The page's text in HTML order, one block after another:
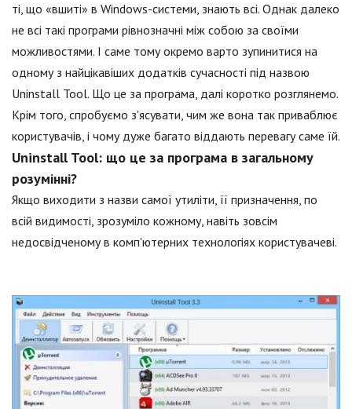
ті, що «вшиті» в Windows-системи, знають всі. Однак далеко
не всі такі програми рівнозначні між собою за своїми
можливостями. І саме тому окремо варто зупинитися на
одному з найцікавіших додатків сучасності під назвою
Uninstall Tool. Що це за програма, далі коротко розглянемо.
Крім того, спробуємо з'ясувати, чим же вона так приваблює
користувачів, і чому дуже багато віддають перевагу саме їй.
Uninstall Tool: що це за програма в загальному
розумінні?
Якщо виходити з назви самої утиліти, її призначення, по
всій видимості, зрозуміло кожному, навіть зовсім
недосвідченому в комп'ютерних технологіях користувачеві.